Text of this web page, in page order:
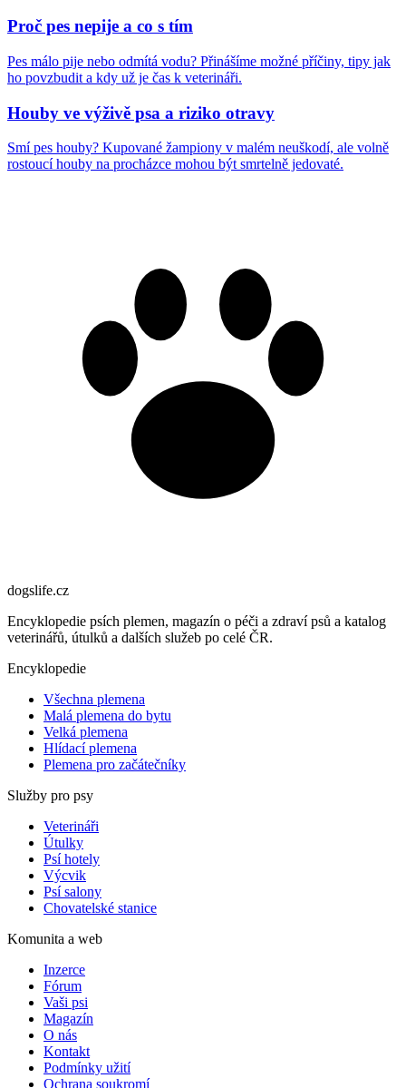
Proč pes nepije a co s tím
Pes málo pije nebo odmítá vodu? Přinášíme možné příčiny, tipy jak
ho povzbudit a kdy už je čas k veterináři.
Houby ve výživě psa a riziko otravy
Smí pes houby? Kupované žampiony v malém neuškodí, ale volně
rostoucí houby na procházce mohou být smrtelně jedovaté.
dogslife.cz
Encyklopedie psích plemen, magazín o péči a zdraví psů a katalog
veterinářů, útulků a dalších služeb po celé ČR.
Encyklopedie
Všechna plemena
Malá plemena do bytu
Velká plemena
Hlídací plemena
Plemena pro začátečníky
Služby pro psy
Veterináři
Útulky
Psí hotely
Výcvik
Psí salony
Chovatelské stanice
Komunita a web
Inzerce
Fórum
Vaši psi
Magazín
O nás
Kontakt
Podmínky užití
Ochrana soukromí